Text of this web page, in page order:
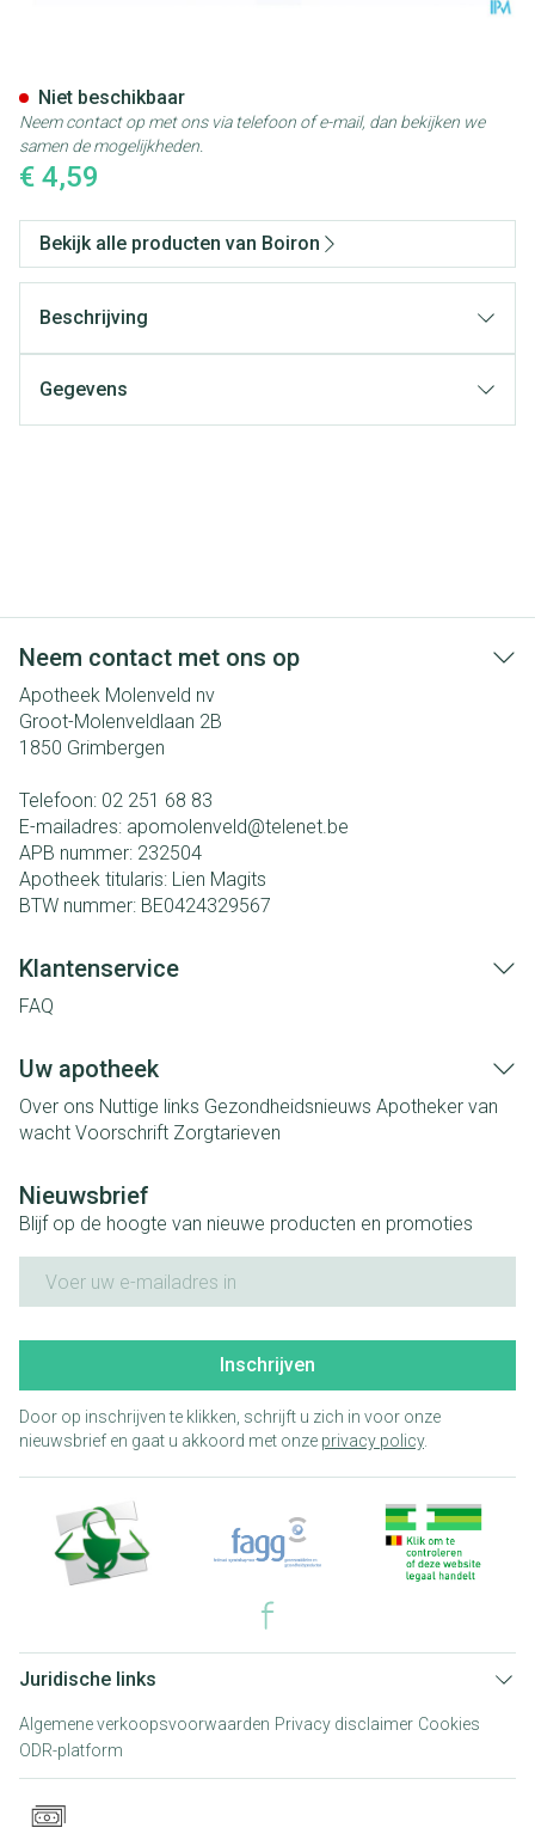
€ 4,59
Niet beschikbaar
Neem contact op met ons via telefoon of e-mail, dan bekijken we
samen de mogelijkheden.
Bekijk alle producten van Boiron
Beschrijving
Gegevens
Neem contact met ons op
Apotheek Molenveld nv
Groot-Molenveldlaan 2B
1850 Grimbergen
Telefoon: 02 251 68 83
E-mailadres: apomolenveld@telenet.be
APB nummer: 232504
Apotheek titularis: Lien Magits
BTW nummer: BE0424329567
Klantenservice
FAQ
Uw apotheek
Over ons Nuttige links Gezondheidsnieuws Apotheker van
wacht Voorschrift Zorgtarieven
Nieuwsbrief
Blijf op de hoogte van nieuwe producten en promoties
Inschrijven
Door op inschrijven te klikken, schrijft u zich in voor onze
nieuwsbrief en gaat u akkoord met onze privacy policy.
Juridische links
Algemene verkoopsvoorwaarden Privacy disclaimer Cookies
ODR-platform